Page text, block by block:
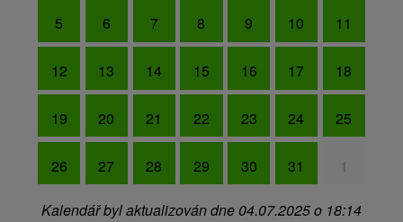
5 6 7 8 9 10 11
12 13 14 15 16 17 18
19 20 21 22 23 24 25
26 27 28 29 30 31 1
Kalendář byl aktualizován dne 04.07.2025 o 18:14